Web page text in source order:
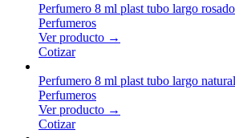
Perfumero 8 ml plast tubo largo rosado
Perfumeros
Ver producto →
Cotizar
Perfumero 8 ml plast tubo largo natural
Perfumeros
Ver producto →
Cotizar